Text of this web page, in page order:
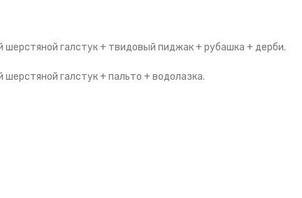
шерстяной галстук + твидовый пиджак + рубашка + дерби.
шерстяной галстук + пальто + водолазка.